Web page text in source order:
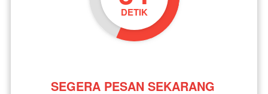
DETIK
SEGERA PESAN SEKARANG